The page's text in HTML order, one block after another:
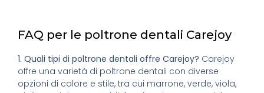
FAQ per le poltrone dentali Carejoy
1. Quali tipi di poltrone dentali offre Carejoy? Carejoy
offre una varietà di poltrone dentali con diverse
opzioni di colore e stile, tra cui marrone, verde, viola,